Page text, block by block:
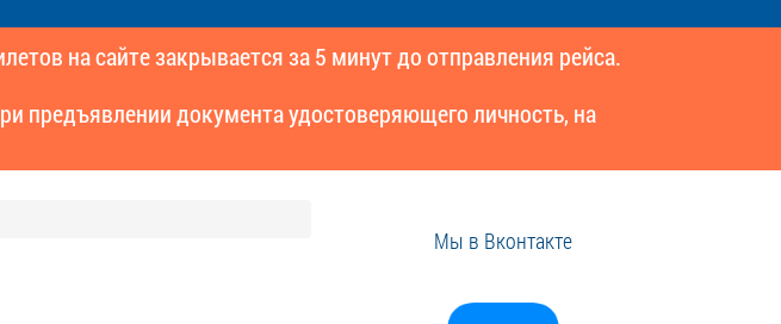
на сайте закрывается за 5 минут до отправления рейса.
предъявлении документа удостоверяющего личность, на
Мы в Вконтакте